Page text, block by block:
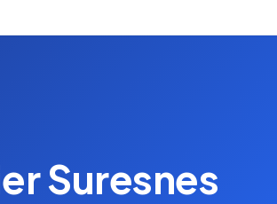
Suresnes